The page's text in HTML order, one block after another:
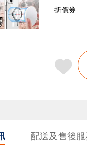
折價券
配送及售後